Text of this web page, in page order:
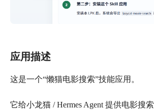
应用描述
这是一个“懒猫电影搜索”技能应用。
它给小龙猫 / Hermes Agent 提供电影搜